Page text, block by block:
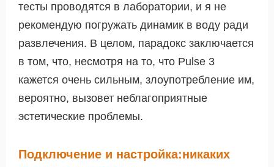
тесты проводятся в лаборатории, и я не
рекомендую погружать динамик в воду ради
развлечения. В целом, парадокс заключается
в том, что, несмотря на то, что Pulse 3
кажется очень сильным, злоупотребление им,
вероятно, вызовет неблагоприятные
эстетические проблемы.
Подключение и настройка:никаких